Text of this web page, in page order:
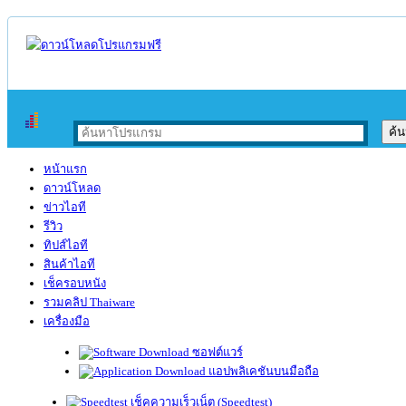
หน้าแรก
ดาวน์โหลด
ข่าวไอที
รีวิว
ทิปส์ไอที
สินค้าไอที
เช็ครอบหนัง
รวมคลิป Thaiware
เครื่องมือ
ซอฟต์แวร์
แอปพลิเคชันบนมือถือ
เช็คความเร็วเน็ต (Speedtest)